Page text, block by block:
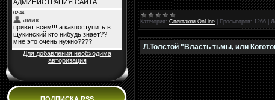
Для добавления необходима
авторизация
Категория: Спектакли OnLine Просмотров: 1266
Л.Толстой "Власть тьмы, или